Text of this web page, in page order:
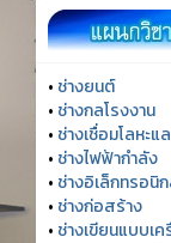
• ช่างยนต์
• ช่างกลโรงงาน
• ช่างเชื่อมโลหะ
• ช่างไฟฟ้ากำลัง
• ช่างอิเล็กทรอนิ
• ช่างก่อสร้าง
• ช่างเขียนแบบเ